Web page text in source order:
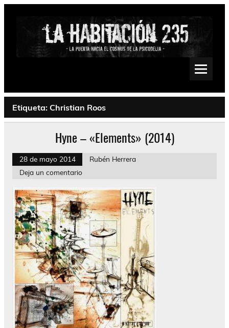
Saltar
Psychedelic, Stoner, Doom, Sludge, Fuzz, Space, Drone
Etiqueta: Christian Roos
Hyne – «Elements» (2014)
28 de mayo 2014
Rubén Herrera
Deja un comentario